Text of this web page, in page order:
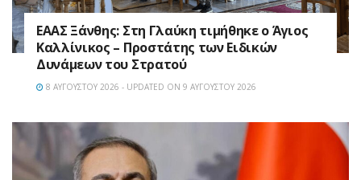
EAAΣ Ξάνθης: Στη Γλαύκη τιμήθηκε ο Άγιος
Καλλίνικος – Προστάτης των Ειδικών
Δυνάμεων του Στρατού
8 ΑΥΓΟΎΣΤΟΥ 2026 - UPDATED ON 9 ΑΥΓΟΎΣΤΟΥ 2026